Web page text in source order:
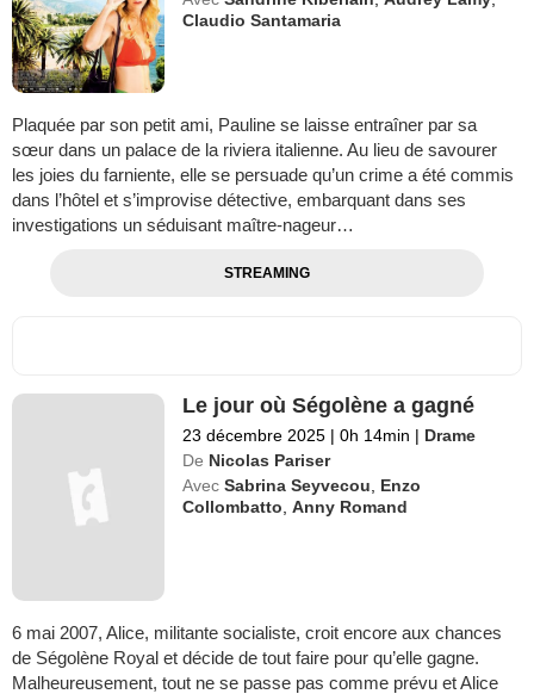
Claudio Santamaria
Plaquée par son petit ami, Pauline se laisse entraîner par sa
sœur dans un palace de la riviera italienne. Au lieu de savourer
les joies du farniente, elle se persuade qu’un crime a été commis
dans l’hôtel et s’improvise détective, embarquant dans ses
investigations un séduisant maître-nageur…
STREAMING
Le jour où Ségolène a gagné
23 décembre 2025 | 0h 14min | Drame
De Nicolas Pariser
Avec Sabrina Seyvecou
Enzo
Collombatto ,Anny Romand
6 mai 2007, Alice, militante socialiste, croit encore aux chances
de Ségolène Royal et décide de tout faire pour qu’elle gagne.
Malheureusement, tout ne se passe pas comme prévu et Alice